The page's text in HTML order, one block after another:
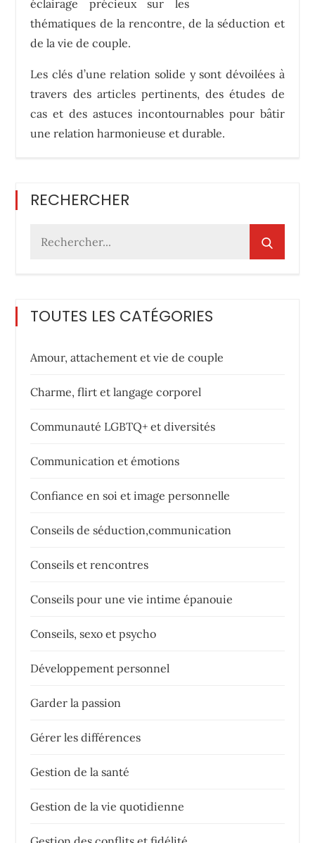
éclairage précieux sur les
thématiques de la rencontre, de la séduction et
de la vie de couple.
Les clés d’une relation solide y sont dévoilées à
travers des articles pertinents, des études de
cas et des astuces incontournables pour bâtir
une relation harmonieuse et durable.
RECHERCHER
TOUTES LES CATÉGORIES
Amour, attachement et vie de couple
Charme, flirt et langage corporel
Communauté LGBTQ+ et diversités
Communication et émotions
Confiance en soi et image personnelle
Conseils de séduction,communication
Conseils et rencontres
Conseils pour une vie intime épanouie
Conseils, sexo et psycho
Développement personnel
Garder la passion
Gérer les différences
Gestion de la santé
Gestion de la vie quotidienne